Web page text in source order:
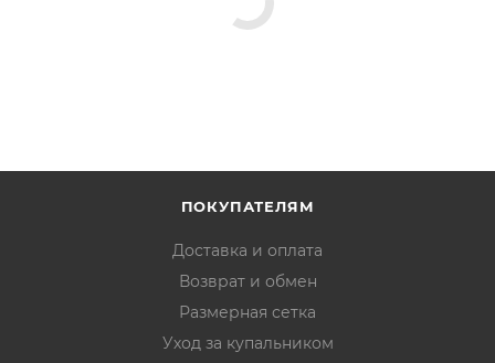
ПОКУПАТЕЛЯМ
Доставка и оплата
Возврат и обмен
Размерная сетка
Уход за купальником